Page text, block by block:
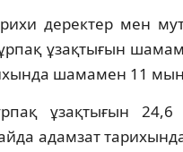
деректер мен
ұзақтығын
шамамен 11
ұзақтығын
адамзат